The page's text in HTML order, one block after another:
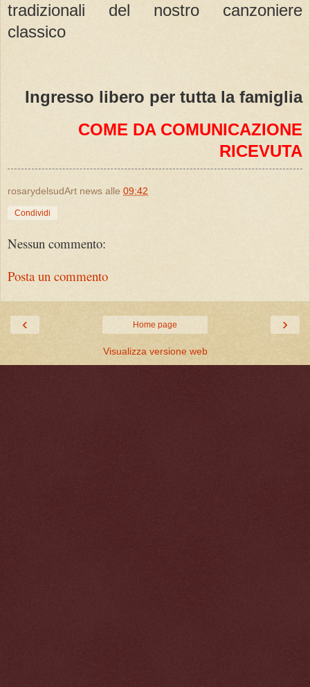
tradizionali del nostro canzoniere
classico
Ingresso libero per tutta la famiglia
COME DA COMUNICAZIONE
RICEVUTA
rosarydelsudArt news alle 09:42
Condividi
Nessun commento:
Posta un commento
‹ ›
Home page
Visualizza versione web